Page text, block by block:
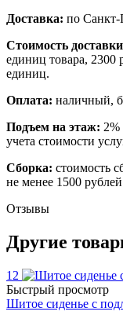
Доставка: по Санкт-
Стоимость
единиц товара, 2300
единиц.
Оплата: наличный,
Подъем на этаж: 2%
учета стоимости
Сборка: стоимость
не менее 1500
Отзывы
Другие
12
Быстрый просмотр
Шитое сиденье с